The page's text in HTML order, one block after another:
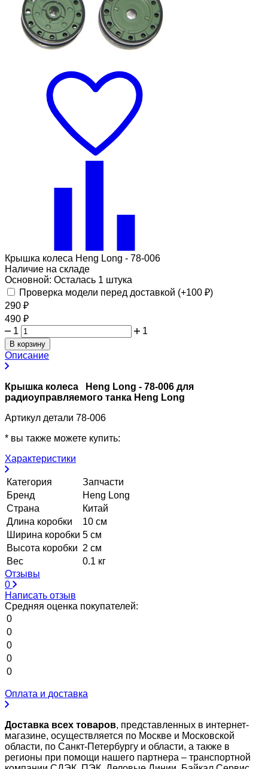
Крышка колеса Heng Long - 78-006
Наличие на складе
Основной: Осталась 1 штука
Проверка модели перед доставкой (+100 ₽)
290 ₽
490 ₽
1
1
В корзину
Описание
Крышка колеса Heng Long - 78-006 для
радиоуправляемого танка Heng Long
Артикул детали 78-006
* вы также можете купить:
Характеристики
Категория
Запчасти
Бренд
Heng Long
Страна
Китай
Длина коробки
10 см
Ширина коробки 5 см
Высота коробки 2 см
Вес
0.1 кг
Отзывы
0
Написать отзыв
Средняя оценка покупателей:
0
0
0
0
0
Оплата и доставка
Доставка всех товаров, представленных в интернет-
магазине, осуществляется по Москве и Московской
области, по Санкт-Петербургу и области, а также в
регионы при помощи нашего партнера – транспортной